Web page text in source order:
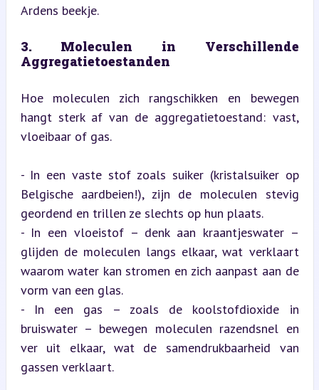
Ardens beekje.
3. Moleculen in Verschillende
Aggregatietoestanden
Hoe moleculen zich rangschikken en bewegen
hangt sterk af van de aggregatietoestand: vast,
vloeibaar of gas.
- In een vaste stof zoals suiker (kristalsuiker op
Belgische aardbeien!), zijn de moleculen stevig
geordend en trillen ze slechts op hun plaats.
- In een vloeistof – denk aan kraantjeswater –
glijden de moleculen langs elkaar, wat verklaart
waarom water kan stromen en zich aanpast aan de
vorm van een glas.
- In een gas – zoals de koolstofdioxide in
bruiswater – bewegen moleculen razendsnel en
ver uit elkaar, wat de samendrukbaarheid van
gassen verklaart.